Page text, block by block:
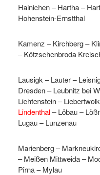
Hainichen – Hartha –
Hohenstein-Ernstthal
Kamenz – Kirchberg –
– Kötzschenbroda
Lausigk – Lauter –
Dresden – Leubnitz bei
Lichtenstein –
Lindenthal– Löbau –
Lugau – Lunzenau
Marienberg –
– Meißen Mittweida –
Pirna – Mylau